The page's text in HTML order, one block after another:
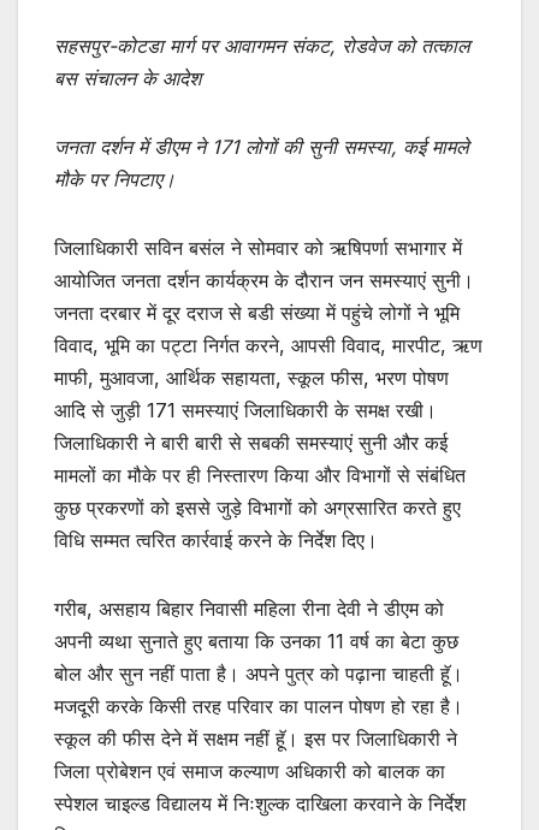
सहसपुर-कोटडा मार्ग पर आवागमन संकट, रोडवेज को तत्काल
बस संचालन के आदेश
जनता दर्शन में डीएम ने 171 लोगों की सुनी समस्या, कई मामले
मौके पर निपटाए।
जिलाधिकारी सविन बसंल ने सोमवार को ऋषिपर्णा सभागार में
आयोजित जनता दर्शन कार्यक्रम के दौरान जन समस्याएं सुनी।
जनता दरबार में दूर दराज से बडी संख्या में पहुंचे लोगों ने भूमि
विवाद, भूमि का पट्टा निर्गत करने, आपसी विवाद, मारपीट, ऋण
माफी, मुआवजा, आर्थिक सहायता, स्कूल फीस, भरण पोषण
आदि से जुड़ी 171 समस्याएं जिलाधिकारी के समक्ष रखी।
जिलाधिकारी ने बारी बारी से सबकी समस्याएं सुनी और कई
मामलों का मौके पर ही निस्तारण किया और विभागों से संबंधित
कुछ प्रकरणों को इससे जुड़े विभागों को अग्रसारित करते हुए
विधि सम्मत त्वरित कार्रवाई करने के निर्देश दिए।
गरीब, असहाय बिहार निवासी महिला रीना देवी ने डीएम को
अपनी व्यथा सुनाते हुए बताया कि उनका 11 वर्ष का बेटा कुछ
बोल और सुन नहीं पाता है। अपने पुत्र को पढ़ाना चाहती हूॅ।
मजदूरी करके किसी तरह परिवार का पालन पोषण हो रहा है।
स्कूल की फीस देने में सक्षम नहीं हूॅ। इस पर जिलाधिकारी ने
जिला प्रोबेशन एवं समाज कल्याण अधिकारी को बालक का
स्पेशल चाइल्ड विद्यालय में निःशुल्क दाखिला करवाने के निर्देश